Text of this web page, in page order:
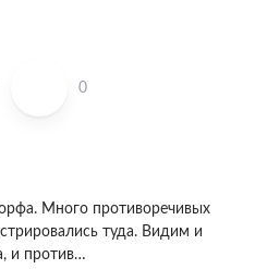
0
Много противоречивых
туда. Видим и
и против…